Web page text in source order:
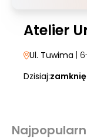
Atelier
Ul. Tuwima |
Dzisiaj: